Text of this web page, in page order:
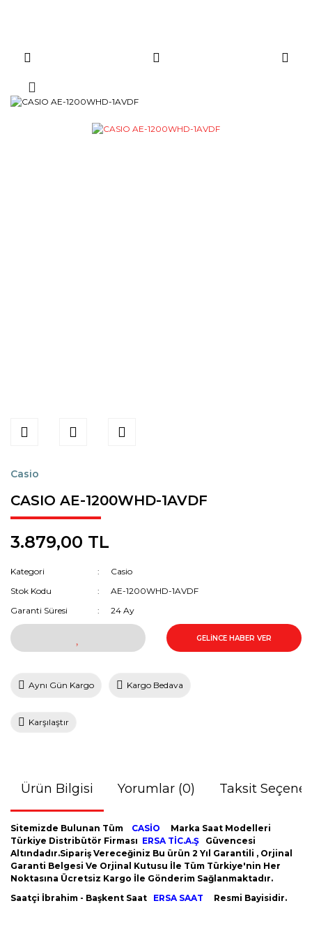
Casio
CASIO AE-1200WHD-1AVDF
3.879,00 TL
Kategori
Casio
Stok Kodu
AE-1200WHD-1AVDF
Garanti Süresi
24 Ay
GELİNCE HABER VER
Aynı Gün Kargo Kargo Bedava
Karşılaştır
Ürün Bilgisi Yorumlar (0) Taksit
Sitemizde Bulunan Tüm CASİO
Marka Saat Modelleri
Türkiye Distribütör Firması ERSA TİC.A.Ş
Güvencesi
Altındadır.Sipariş Vereceğiniz Bu ürün 2 Yıl Garantili , Orjinal
Garanti Belgesi Ve Orjinal Kutusu İle Tüm Türkiye'nin Her
Noktasına Ücretsiz Kargo İle Gönderim Sağlanmaktadır.
Saatçi İbrahim - Başkent Saat ERSA SAAT Resmi Bayisidir.